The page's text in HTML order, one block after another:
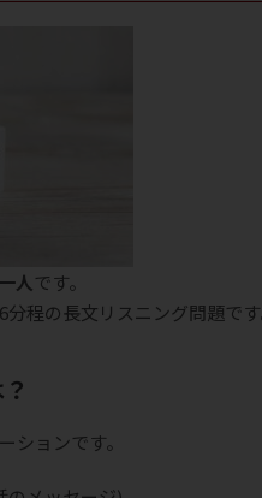
人 です。
程の長文リスニング問題です
ションです。